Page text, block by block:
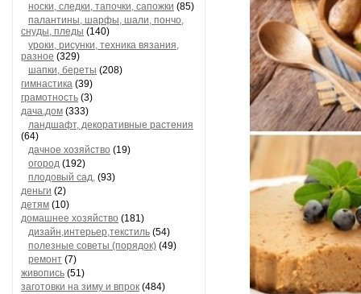
носки, следки, тапочки, сапожки (85)
палантины, шарфы, шали, пончо,
снуды, пледы (140)
уроки, рисунки, техника вязания,
разное (329)
шапки, береты (208)
гимнастика (39)
грамотность (3)
дача,дом (333)
ландшафт, декоративные растения
(64)
дачное хозяйство (19)
огород (192)
плодовый сад, (93)
деньги (2)
детям (10)
домашнее хозяйство (181)
дизайн,интерьер,текстиль (54)
полезные советы (порядок) (49)
ремонт (7)
живопись (51)
заготовки на зиму и впрок (484)